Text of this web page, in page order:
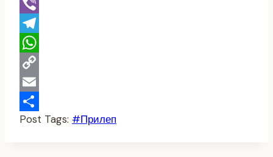
Messenger
Viber
Telegram
WhatsApp
Copy
Link
Email
Share
Post Tags: #Прилеп